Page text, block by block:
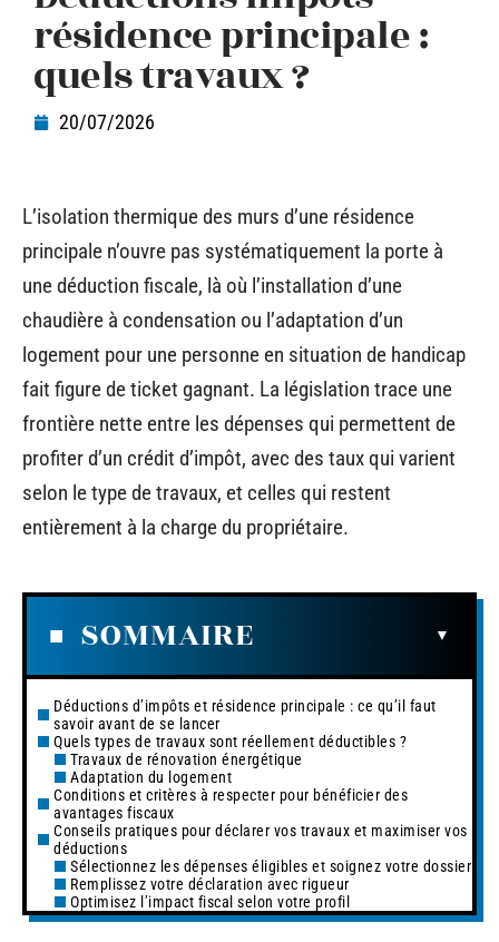
résidence principale :
quels travaux ?
20/07/2026
L’isolation thermique des murs d’une résidence
principale n’ouvre pas systématiquement la porte à
une déduction fiscale, là où l’installation d’une
chaudière à condensation ou l’adaptation d’un
logement pour une personne en situation de handicap
fait figure de ticket gagnant. La législation trace une
frontière nette entre les dépenses qui permettent de
profiter d’un crédit d’impôt, avec des taux qui varient
selon le type de travaux, et celles qui restent
entièrement à la charge du propriétaire.
SOMMAIRE
Déductions d’impôts et résidence principale : ce qu’il faut
savoir avant de se lancer
Quels types de travaux sont réellement déductibles ?
Travaux de rénovation énergétique
Adaptation du logement
Conditions et critères à respecter pour bénéficier des
avantages fiscaux
Conseils pratiques pour déclarer vos travaux et maximiser vos
déductions
Sélectionnez les dépenses éligibles et soignez votre dossier
Remplissez votre déclaration avec rigueur
Optimisez l’impact fiscal selon votre profil